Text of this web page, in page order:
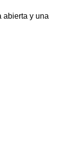
abierta y una